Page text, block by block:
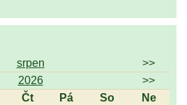
srpen
>>
2026
>>
Čt Pá So
Ne